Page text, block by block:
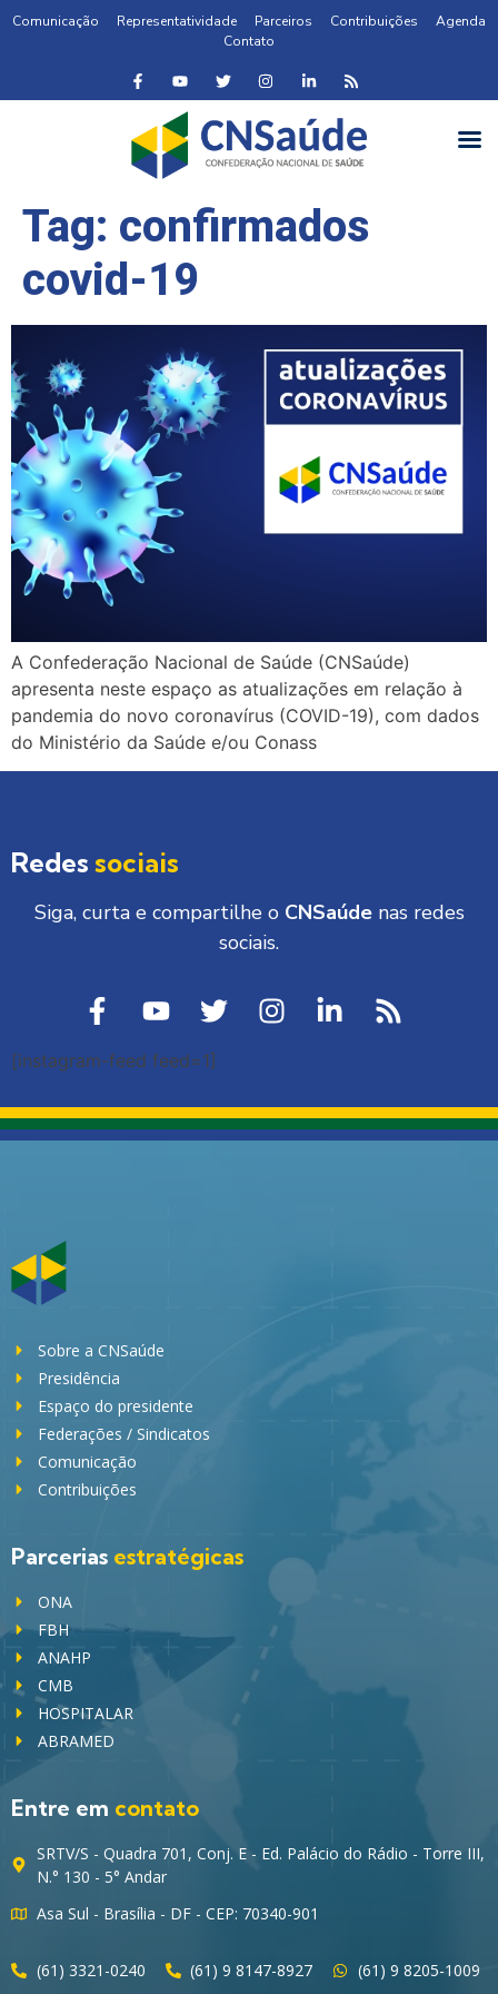
Comunicação Representatividade Parceiros Contribuições
Agenda
Contato
Tag: confirmados
covid-19
A Confederação Nacional de Saúde (CNSaúde)
apresenta neste espaço as atualizações em relação à
pandemia do novo coronavírus (COVID-19), com dados
do Ministério da Saúde e/ou Conass
Redes sociais
Siga, curta e compartilhe o CNSaúdenas redes
sociais.
[instagram-feed feed=1]
Sobre a CNSaúde
Presidência
Espaço do presidente
Federações / Sindicatos
Comunicação
Contribuições
Parcerias estratégicas
ONA
FBH
ANAHP
CMB
HOSPITALAR
ABRAMED
Entre em contato
SRTV/S - Quadra 701, Conj. E - Ed. Palácio do Rádio - Torre III,
N.° 130 - 5° Andar
Asa Sul - Brasília - DF - CEP: 70340-901
(61) 3321-0240 (61) 9 8147-8927 (61) 9 8205-1009